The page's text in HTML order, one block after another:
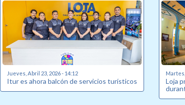
Jueves, Abril 23, 2026 - 14:12
Itur es ahora balcón de servicios turísticos
Loja